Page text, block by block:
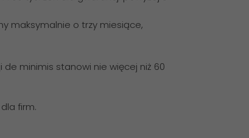
maksymalnie o trzy miesiące,
minimis stanowi nie więcej niż 60
firm.